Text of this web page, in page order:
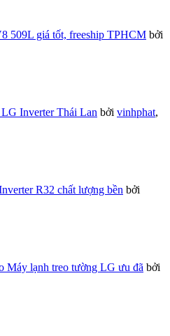
509L giá tốt, freeship TPHCM bởi
Inverter Thái Lan bởi vinhphat,
R32 chất lượng bền bởi
Máy lạnh treo tường LG ưu đã bởi